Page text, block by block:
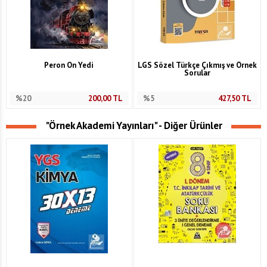
Peron On Yedi
%20 200,00TL
LGS Sözel Türkçe Çıkmış ve Örnek
Sorular
%5 427,50TL
"Örnek Akademi Yayınları" - Diğer Ürünler